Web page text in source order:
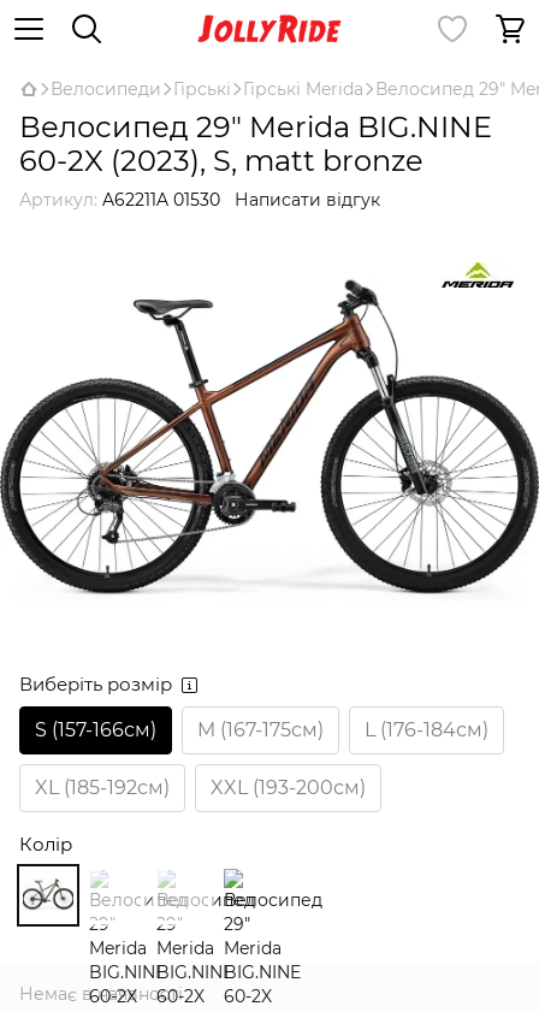
Велосипеди Гірські Гірські Merida Велосипед 29"
Велосипед 29" Merida BIG.NINE
60-2X (2023), S, matt bronze
Артикул: A62211A 01530 Написати відгук
Виберіть розмір
S (157-166см)
M (167-175см) L (176-184см)
XL (185-192см) XXL (193-200см)
Колір
Немає в наявності